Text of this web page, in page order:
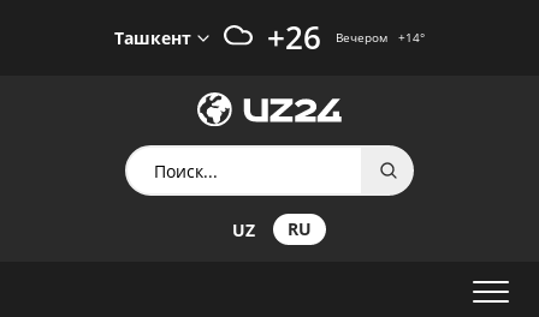
Ташкент +26 Вечером +14°
UZ RU